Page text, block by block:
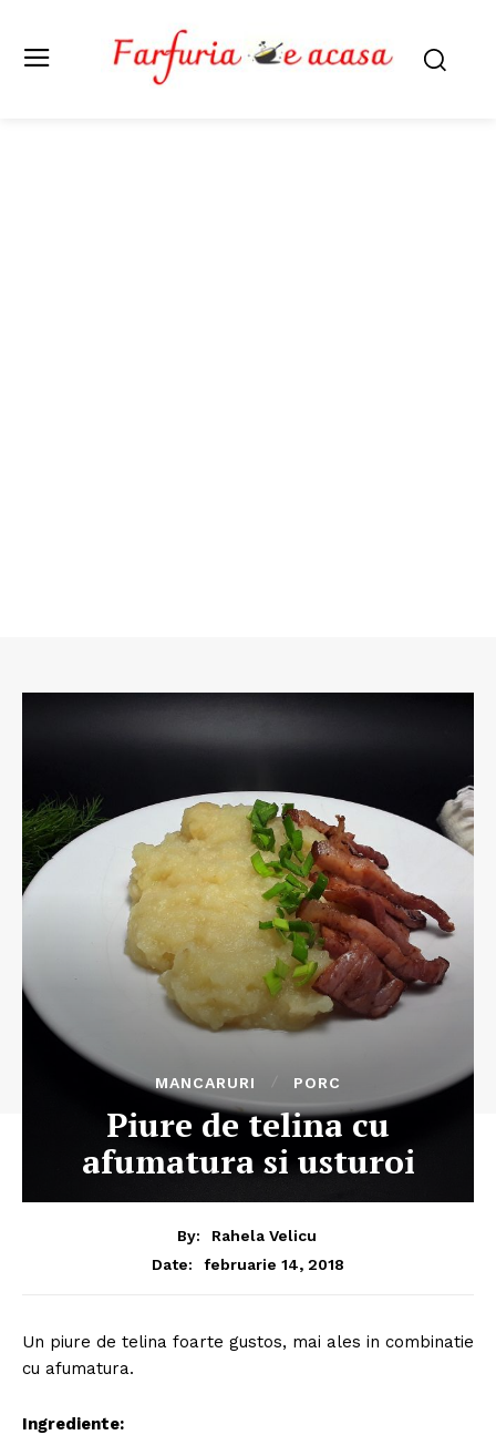
MANCARURI PORC
Piure de telina cu
afumatura si usturoi
By:
Rahela Velicu
Date:
februarie 14, 2018
Un piure de telina foarte gustos, mai ales in combinatie
cu afumatura.
Ingrediente: